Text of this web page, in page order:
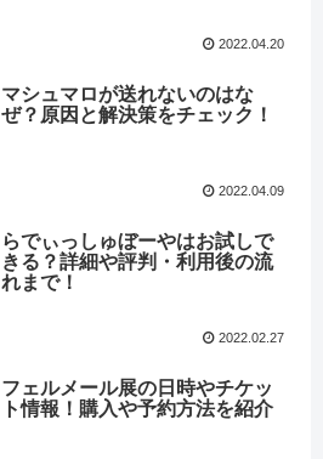
2022.04.20
マシュマロが送れないのはな
ぜ？原因と解決策をチェック！
2022.04.09
らでぃっしゅぼーやはお試しで
きる？詳細や評判・利用後の流
れまで！
2022.02.27
フェルメール展の日時やチケッ
ト情報！購入や予約方法を紹介